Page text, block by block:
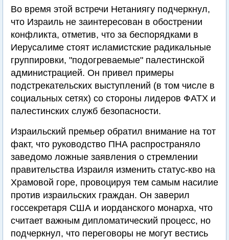
Во время этой встречи Нетаниягу подчеркнул,
что Израиль не заинтересован в обострении
конфликта, отметив, что за беспорядками в
Иерусалиме стоят исламистские радикальные
группировки, "подогреваемые" палестинской
администрацией. Он привел примеры
подстрекательских выступлений (в том числе в
социальных сетях) со стороны лидеров ФАТХ и
палестинских служб безопасности.
Израильский премьер обратил внимание на тот
факт, что руководство ПНА распространяло
заведомо ложные заявления о стремлении
правительства Израиля изменить статус-кво на
Храмовой горе, провоцируя тем самым насилие
против израильских граждан. Он заверил
госсекретаря США и иорданского монарха, что
считает важным дипломатический процесс, но
подчеркнул, что переговоры не могут вестись